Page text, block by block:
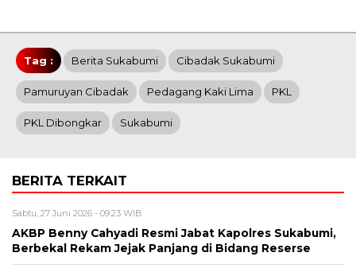
Tag : Berita Sukabumi Cibadak Sukabumi
Pamuruyan Cibadak Pedagang Kaki Lima PKL
PKL Dibongkar Sukabumi
BERITA TERKAIT
Sabtu, 27 Juni 2026 - 09:23 WIB
AKBP Benny Cahyadi Resmi Jabat Kapolres Sukabumi,
Berbekal Rekam Jejak Panjang di Bidang Reserse